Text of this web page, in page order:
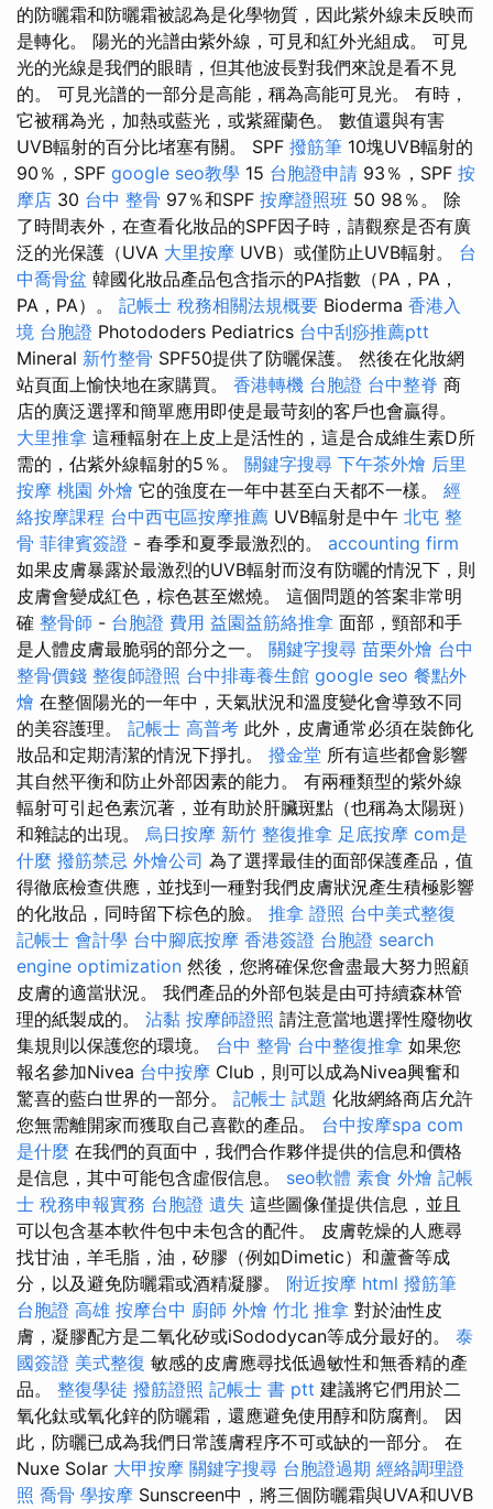
的防曬霜和防曬霜被認為是化學物質，因此紫外線未反映而
是轉化。 陽光的光譜由紫外線，可見和紅外光組成。 可見
光的光線是我們的眼睛，但其他波長對我們來說是看不見
的。 可見光譜的一部分是高能，稱為高能可見光。 有時，
它被稱為光，加熱或藍光，或紫羅蘭色。 數值還與有害
UVB輻射的百分比堵塞有關。 SPF 撥筋筆 10塊UVB輻射的
90％，SPF google seo教學 15 台胞證申請 93％，SPF 按
摩店 30 台中 整骨 97％和SPF 按摩證照班 50 98％。 除
了時間表外，在查看化妝品的SPF因子時，請觀察是否有廣
泛的光保護（UVA 大里按摩 UVB）或僅防止UVB輻射。 台
中喬骨盆 韓國化妝品產品包含指示的PA指數（PA，PA，
PA，PA）。 記帳士 稅務相關法規概要 Bioderma 香港入
境 台胞證 Photododers Pediatrics 台中刮痧推薦ptt
Mineral 新竹整骨 SPF50提供了防曬保護。 然後在化妝網
站頁面上愉快地在家購買。 香港轉機 台胞證 台中整脊 商
店的廣泛選擇和簡單應用即使是最苛刻的客戶也會贏得。
大里推拿 這種輻射在上皮上是活性的，這是合成維生素D所
需的，佔紫外線輻射的5％。 關鍵字搜尋 下午茶外燴 后里
按摩 桃園 外燴 它的強度在一年中甚至白天都不一樣。 經
絡按摩課程 台中西屯區按摩推薦 UVB輻射是中午 北屯 整
骨 菲律賓簽證 - 春季和夏季最激烈的。 accounting firm
如果皮膚暴露於最激烈的UVB輻射而沒有防曬的情況下，則
皮膚會變成紅色，棕色甚至燃燒。 這個問題的答案非常明
確 整骨師 - 台胞證 費用 益園益筋絡推拿 面部，頸部和手
是人體皮膚最脆弱的部分之一。 關鍵字搜尋 苗栗外燴 台中
整骨價錢 整復師證照 台中排毒養生館 google seo 餐點外
燴 在整個陽光的一年中，天氣狀況和溫度變化會導致不同
的美容護理。 記帳士 高普考 此外，皮膚通常必須在裝飾化
妝品和定期清潔的情況下掙扎。 撥金堂 所有這些都會影響
其自然平衡和防止外部因素的能力。 有兩種類型的紫外線
輻射可引起色素沉著，並有助於肝臟斑點（也稱為太陽斑）
和雜誌的出現。 烏日按摩 新竹 整復推拿 足底按摩 com是
什麼 撥筋禁忌 外燴公司 為了選擇最佳的面部保護產品，值
得徹底檢查供應，並找到一種對我們皮膚狀況產生積極影響
的化妝品，同時留下棕色的臉。 推拿 證照 台中美式整復
記帳士 會計學 台中腳底按摩 香港簽證 台胞證 search
engine optimization 然後，您將確保您會盡最大努力照顧
皮膚的適當狀況。 我們產品的外部包裝是由可持續森林管
理的紙製成的。 沾黏 按摩師證照 請注意當地選擇性廢物收
集規則以保護您的環境。 台中 整骨 台中整復推拿 如果您
報名參加Nivea 台中按摩 Club，則可以成為Nivea興奮和
驚喜的藍白世界的一部分。 記帳士 試題 化妝網絡商店允許
您無需離開家而獲取自己喜歡的產品。 台中按摩spa com
是什麼 在我們的頁面中，我們合作夥伴提供的信息和價格
是信息，其中可能包含虛假信息。 seo軟體 素食 外燴 記帳
士 稅務申報實務 台胞證 遺失 這些圖像僅提供信息，並且
可以包含基本軟件包中未包含的配件。 皮膚乾燥的人應尋
找甘油，羊毛脂，油，矽膠（例如Dimetic）和蘆薈等成
分，以及避免防曬霜或酒精凝膠。 附近按摩 html 撥筋筆
台胞證 高雄 按摩台中 廚師 外燴 竹北 推拿 對於油性皮
膚，凝膠配方是二氧化矽或iSododycan等成分最好的。 泰
國簽證 美式整復 敏感的皮膚應尋找低過敏性和無香精的產
品。 整復學徒 撥筋證照 記帳士 書 ptt 建議將它們用於二
氧化鈦或氧化鋅的防曬霜，還應避免使用醇和防腐劑。 因
此，防曬已成為我們日常護膚程序不可或缺的一部分。 在
Nuxe Solar 大甲按摩 關鍵字搜尋 台胞證過期 經絡調理證
照 喬骨 學按摩 Sunscreen中，將三個防曬霜與UVA和UVB